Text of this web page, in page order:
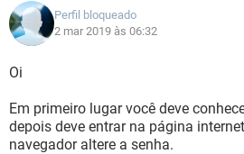
Perfil bloqueado
2 mar 2019 às 06:32
Oi
Em primeiro lugar você deve
depois deve entrar na página
navegador altere a senha.